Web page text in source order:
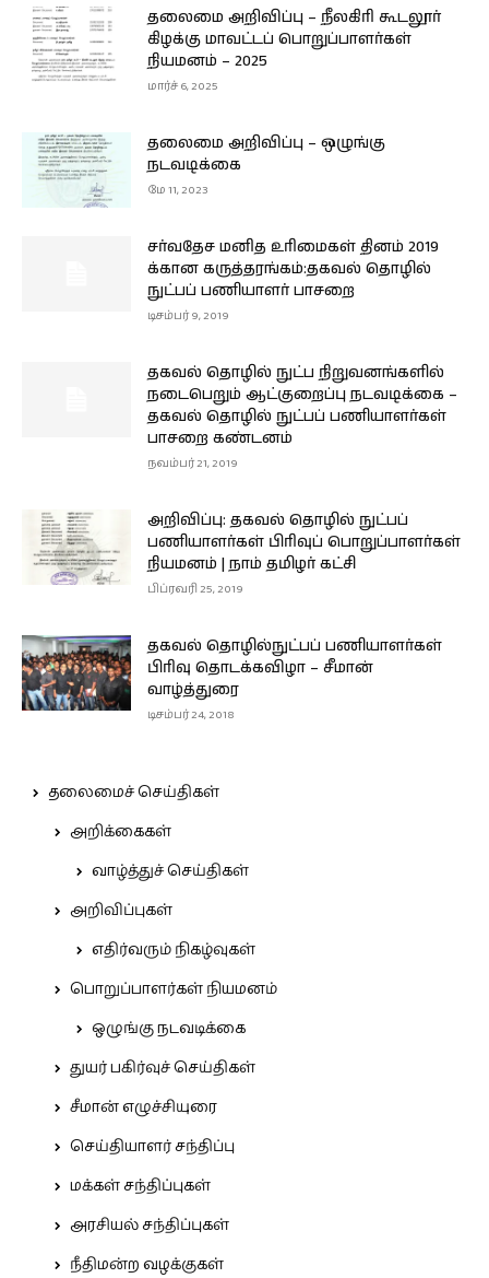
தலைமை அறிவிப்பு – நீலகிரி கூடலூர்
கிழக்கு மாவட்டப் பொறுப்பாளர்கள்
நியமனம் – 2025
மார்ச் 6, 2025
தலைமை அறிவிப்பு – ஒழுங்கு
நடவடிக்கை
மே 11, 2023
சர்வதேச மனித உரிமைகள் தினம் 2019
க்கான கருத்தரங்கம்:தகவல் தொழில்
நுட்பப் பணியாளர் பாசறை
டிசம்பர் 9, 2019
தகவல் தொழில் நுட்ப நிறுவனங்களில்
நடைபெறும் ஆட்குறைப்பு நடவடிக்கை –
தகவல் தொழில் நுட்பப் பணியாளர்கள்
பாசறை கண்டனம்
நவம்பர் 21, 2019
அறிவிப்பு: தகவல் தொழில் நுட்பப்
பணியாளர்கள் பிரிவுப் பொறுப்பாளர்கள்
நியமனம் | நாம் தமிழர் கட்சி
பிப்ரவரி 25, 2019
தகவல் தொழில்நுட்பப் பணியாளர்கள்
பிரிவு தொடக்கவிழா – சீமான்
வாழ்த்துரை
டிசம்பர் 24, 2018
தலைமைச் செய்திகள்
அறிக்கைகள்
வாழ்த்துச் செய்திகள்
அறிவிப்புகள்
எதிர்வரும் நிகழ்வுகள்
பொறுப்பாளர்கள் நியமனம்
ஒழுங்கு நடவடிக்கை
துயர் பகிர்வுச் செய்திகள்
சீமான் எழுச்சியுரை
செய்தியாளர் சந்திப்பு
மக்கள் சந்திப்புகள்
அரசியல் சந்திப்புகள்
நீதிமன்ற வழக்குகள்